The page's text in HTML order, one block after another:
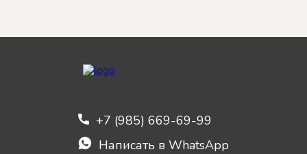
+7 (985) 669-69-99
Написать в WhatsApp